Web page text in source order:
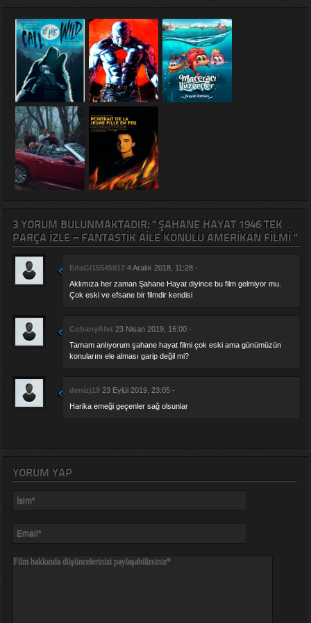
3 YORUM BULUNMAKTADIR: " ŞAHANE HAYAT 1946 TEK
PARÇA IZLE – FANTASTIK AILE KONULU AMERIKAN FILMI "
EdaGl15545917 4 Aralık 2018, 11:28 -
Aklımıza her zaman Şahane Hayat diyince bu film gelmiyor mu.
Çok eski ve efsane bir filmdir kendisi
CobanyAfet 23 Nisan 2019, 16:00 -
Tamam anlıyorum şahane hayat filmi çok eski ama günümüzün
konularını ele alması garip değil mi?
denizj19 23 Eylül 2019, 23:05 -
Harika emeği geçenler sağ olsunlar
YORUM YAP